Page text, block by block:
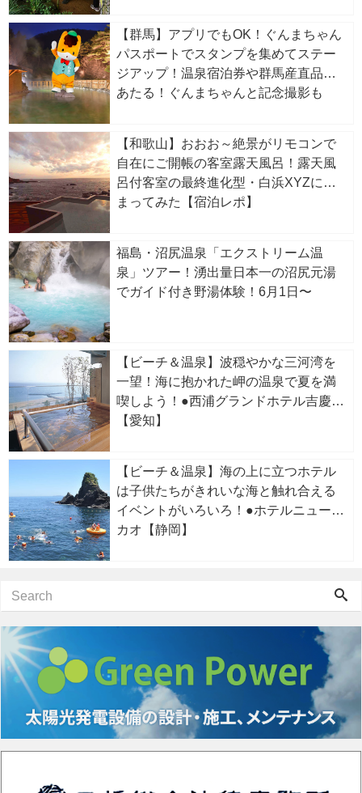
【群馬】アプリでもOK！ぐんまちゃん
パスポートでスタンプを集めてステー
ジアップ！温泉宿泊券や群馬産直品が
あたる！ぐんまちゃんと記念撮影も
【和歌山】おおお～絶景がリモコンで
自在にご開帳の客室露天風呂！露天風
呂付客室の最終進化型・白浜XYZに泊
まってみた【宿泊レポ】
福島・沼尻温泉「エクストリーム温
泉」ツアー！湧出量日本一の沼尻元湯
でガイド付き野湯体験！6月1日〜
【ビーチ＆温泉】波穏やかな三河湾を
一望！海に抱かれた岬の温泉で夏を満
喫しよう！●西浦グランドホテル吉慶
【愛知】
【ビーチ＆温泉】海の上に立つホテル
は子供たちがきれいな海と触れ合える
イベントがいろいろ！●ホテルニューア
カオ【静岡】